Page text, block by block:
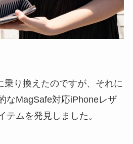
乗り換えたのですが、それに
なMagSafe対応iPhoneレザ
テムを発見しました。